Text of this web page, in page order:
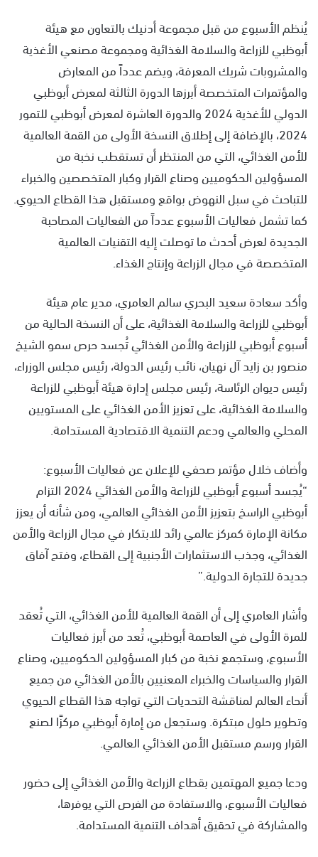
يُنظم الأسبوع من قبل مجموعة أدنيك بالتعاون مع هيئة
أبوظبي للزراعة والسلامة الغذائية ومجموعة مصنعي الأغذية
والمشروبات شريك المعرفة، ويضم عدداً من المعارض
والمؤتمرات المتخصصة أبرزها الدورة الثالثة لمعرض أبوظبي
الدولي للأغذية 2024 والدورة العاشرة لمعرض أبوظبي للتمور
2024، بالإضافة إلى إطلاق النسخة الأولى من القمة العالمية
للأمن الغذائي، التي من المنتظر أن تستقطب نخبة من
المسؤولين الحكوميين وصناع القرار وكبار المتخصصين والخبراء
للتباحث في سبل النهوض بواقع ومستقبل هذا القطاع الحيوي.
كما تشمل فعاليات الأسبوع عدداً من الفعاليات المصاحبة
الجديدة لعرض أحدث ما توصلت إليه التقنيات العالمية
المتخصصة في مجال الزراعة وإنتاج الغذاء.
وأكد سعادة سعيد البحري سالم العامري، مدير عام هيئة
أبوظبي للزراعة والسلامة الغذائية، على أن النسخة الحالية من
أسبوع أبوظبي للزراعة والأمن الغذائي تُجسد حرص سمو الشيخ
منصور بن زايد آل نهيان، نائب رئيس الدولة، رئيس مجلس الوزراء،
رئيس ديوان الرئاسة، رئيس مجلس إدارة هيئة أبوظبي للزراعة
والسلامة الغذائية، على تعزيز الأمن الغذائي على المستويين
المحلي والعالمي ودعم التنمية الاقتصادية المستدامة.
وأضاف خلال مؤتمر صحفي للإعلان عن فعاليات الأسبوع:
“يُجسد أسبوع أبوظبي للزراعة والأمن الغذائي 2024 التزام
أبوظبي الراسخ بتعزيز الأمن الغذائي العالمي، ومن شأنه أن يعزز
مكانة الإمارة كمركز عالمي رائد للابتكار في مجال الزراعة والأمن
الغذائي، وجذب الاستثمارات الأجنبية إلى القطاع، وفتح آفاق
جديدة للتجارة الدولية.”
وأشار العامري إلى أن القمة العالمية للأمن الغذائي، التي تُعقد
للمرة الأولى في العاصمة أبوظبي، تُعد من أبرز فعاليات
الأسبوع، وستجمع نخبة من كبار المسؤولين الحكوميين، وصناع
القرار والسياسات والخبراء المعنيين بالأمن الغذائي من جميع
أنحاء العالم لمناقشة التحديات التي تواجه هذا القطاع الحيوي
وتطوير حلول مبتكرة. وستجعل من إمارة أبوظبي مركزًا لصنع
القرار ورسم مستقبل الأمن الغذائي العالمي.
ودعا جميع المهتمين بقطاع الزراعة والأمن الغذائي إلى حضور
فعاليات الأسبوع، والاستفادة من الفرص التي يوفرها،
والمشاركة في تحقيق أهداف التنمية المستدامة.